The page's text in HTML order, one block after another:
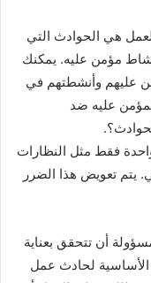
هي الحوادث التي
مؤمن عليه. يمكنك
عليهم وأنشطتهم في
عليه ضد
فقط مثل النظارات
يتم تعويض هذا الضرر
أن تتحقق بعناية
الأساسية لحادث عمل